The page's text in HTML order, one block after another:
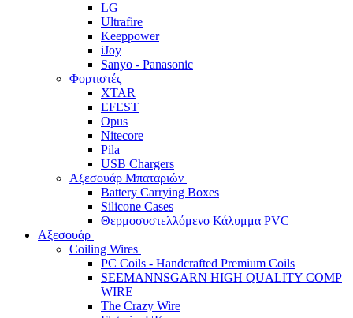
LG
Ultrafire
Keeppower
iJoy
Sanyo - Panasonic
Φορτιστές
XTAR
EFEST
Opus
Nitecore
Pila
USB Chargers
Αξεσουάρ Μπαταριών
Battery Carrying Boxes
Silicone Cases
Θερμοσυστελλόμενο Κάλυμμα PVC
Αξεσουάρ
Coiling Wires
PC Coils - Handcrafted Premium Coils
SEEMANNSGARN HIGH QUALITY COMP
WIRE
The Crazy Wire